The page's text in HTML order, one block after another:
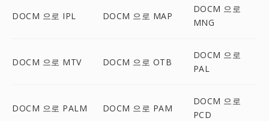
DOCM 으로 IPL DOCM 으로 MAP
DOCM 으로
MNG
DOCM 으로 MTV DOCM 으로 OTB
DOCM 으로
PAL
DOCM 으로 PALM DOCM 으로 PAM
DOCM 으로
PCD